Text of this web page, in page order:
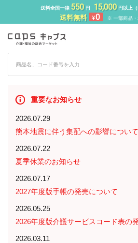
送料全国一律 550円 15,000円以上（
送料無料 ¥0 ※ 一部商品・
重要なお知らせ
2026.07.29
熊本地震に伴う集配への影響について
2026.07.22
夏季休業のお知らせ
2026.07.17
2027年度版手帳の発売について
2026.05.25
2026年度版介護サービスコード表の
2026.03.11